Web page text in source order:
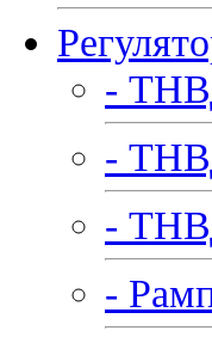
-
-
-
-